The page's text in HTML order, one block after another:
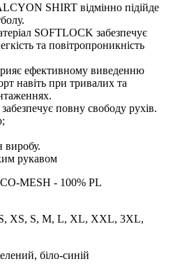
SHIRT відмінно підійде
SOFTLOCK забезпечує
та повітропроникність
ефективному виведенню
навіть при тривалих та
повну свободу рухів.
виробу.
рукавом
MESH - 100% PL
XS, S, M, L, XL, XXL, 3XL,
біло-синій